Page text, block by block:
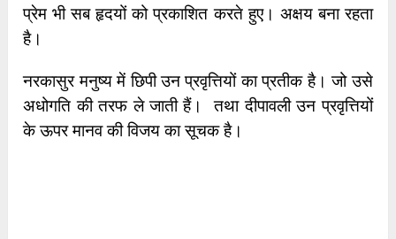
प्रेम भी सब हृदयों को प्रकाशित करते हुए। अक्षय बना रहता
है।
नरकासुर मनुष्य में छिपी उन प्रवृत्तियों का प्रतीक है। जो उसे
अधोगति की तरफ ले जाती हैं। तथा दीपावली उन प्रवृत्तियों
के ऊपर मानव की विजय का सूचक है।